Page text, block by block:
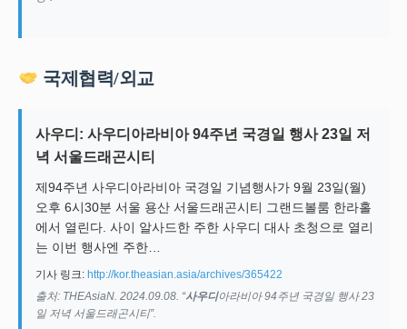
국제협력/외교
사우디: 사우디아라비아 94주년 국경일 행사 23일 저
녁 서울드래곤시티
제94주년 사우디아라비아 국경일 기념행사가 9월 23일(월)
오후 6시30분 서울 용산 서울드래곤시티 그랜드볼룸 한라홀
에서 열린다. 사이 알사드한 주한 사우디 대사 초청으로 열리
는 이번 행사엔 주한…
기사 링크: http://kor.theasian.asia/archives/365422
출처: THEAsiaN. 2024.09.08. “사우디아라비아 94주년 국경일 행사 23
일 저녁 서울드래곤시티”.